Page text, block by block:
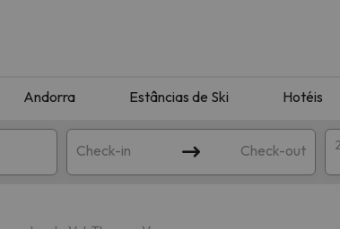
Andorra Estâncias de Ski Hotéis
Check-in Check-out